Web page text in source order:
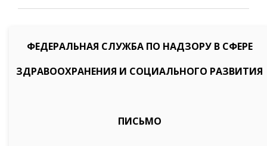
ФЕДЕРАЛЬНАЯ СЛУЖБА ПО НАДЗОРУ В СФЕРЕ
ЗДРАВООХРАНЕНИЯ И СОЦИАЛЬНОГО РАЗВИТИЯ
ПИСЬМО